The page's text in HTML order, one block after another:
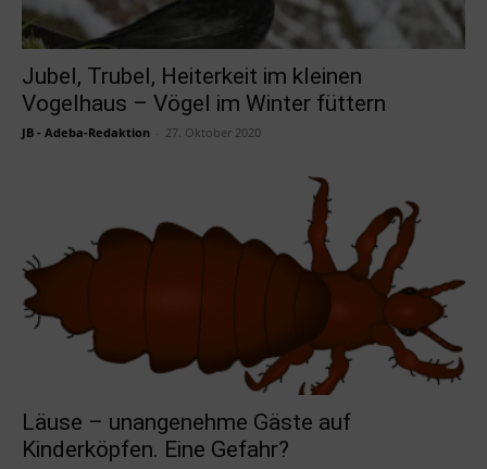
Jubel, Trubel, Heiterkeit im kleinen
Vogelhaus – Vögel im Winter füttern
JB - Adeba-Redaktion 27. Oktober 2020
Läuse – unangenehme Gäste auf
Kinderköpfen. Eine Gefahr?